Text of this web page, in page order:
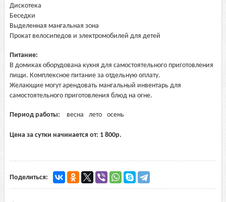
Дискотека
Беседки
Выделенная мангальная зона
Прокат велосипедов и электромобилей для детей
Питание:
В домиках оборудована кухня для самостоятельного приготовления
пищи. Комплексное питание за отдельную оплату.
Желающие могут арендовать мангальный инвентарь для
самостоятельного приготовления блюд на огне.
Период работы: весна лето осень
Цена за сутки начинается от: 1 800р.
Поделиться: